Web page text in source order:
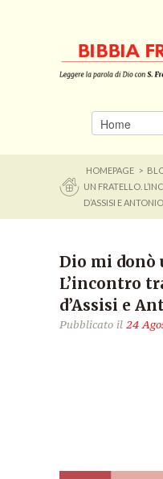
HOMEPAGE >
UN FRATELLO.
D’ASSISI E
Dio mi donò
L’incontro
d’Assisi e
Pubblicato il 24